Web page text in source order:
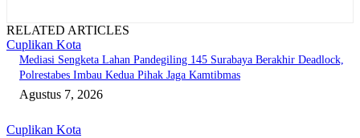
RELATED ARTICLES
Cuplikan Kota
Mediasi Sengketa Lahan Pandegiling 145 Surabaya Berakhir Deadlock,
Polrestabes Imbau Kedua Pihak Jaga Kamtibmas
Agustus 7, 2026
Cuplikan Kota